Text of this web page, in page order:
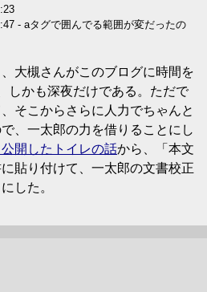
- aタグで囲んでる範囲が変だったの
大槻さんがこのブログに時間を
しかも深夜だけである。ただで
そこからさらに人力でちゃんと
、一太郎の力を借りることにし
開したトイレの話から、「本文
貼り付けて、一太郎の文書校正
した。